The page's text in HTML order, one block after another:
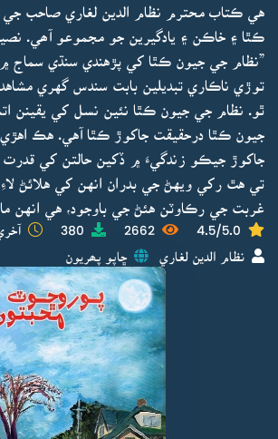
هي ڪتاب محترم نظام الدين لغاري صاحب جي
ڪٿا ۽ خاڪن ۽ يادگيرين جو مجموعو آھي.
”نظام جي جيون ڪٿا کي پڙهندي سنڌي سماج ۾
توڙي ناڪاري تبديلين بابت سندس گهري
ٿو. نظام جي جيون ڪٿا نئين نسل کي يقينن
جيون ڪٿا درحقيقت جاکوڙ ڪٿا آهي. هڪ اهڙي
جاکوڙ جيڪو زندگيءَ ۾ ڏکين حالتن کي قدرت
تي هٿ رکي ويهڻ جي بدران انهن کي هلائڻ
غربت جي رڪاوٽن هئڻ جي باوجود، هي انهن
4.5/5.0
2662
380
نظام الدين لغاري ڇاپو پھريون